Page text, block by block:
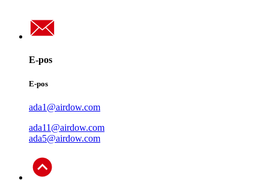
E-pos
E-pos
ada1@airdow.com
ada11@airdow.com
ada5@airdow.com